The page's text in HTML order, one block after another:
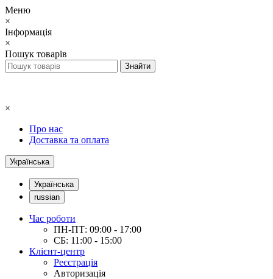
Меню
×
Інформація
×
Пошук товарів
×
Про нас
Доставка та оплата
Українська
Українська
russian
Час роботи
ПН-ПТ: 09:00 - 17:00
СБ: 11:00 - 15:00
Клієнт-центр
Реєстрація
Авторизація